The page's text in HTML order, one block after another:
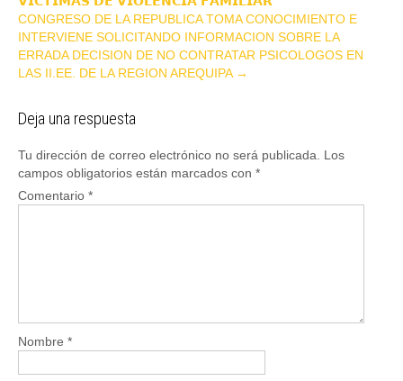
n
a
v
g
t
i
o
CONGRESO DE LA REPUBLICA TOMA CONOCIMIENTO E
INTERVIENE SOLICITANDO INFORMACION SOBRE LA
ERRADA DECISION DE NO CONTRATAR PSICOLOGOS EN
LAS II.EE. DE LA REGION AREQUIPA →
Deja una respuesta
Tu dirección de correo electrónico no será publicada.
Los
campos obligatorios están marcados con *
Comentario *
Nombre *